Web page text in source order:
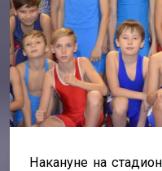
Накануне на